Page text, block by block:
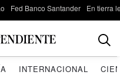
Fed Banco Santander En tierra
INTERNACIONAL